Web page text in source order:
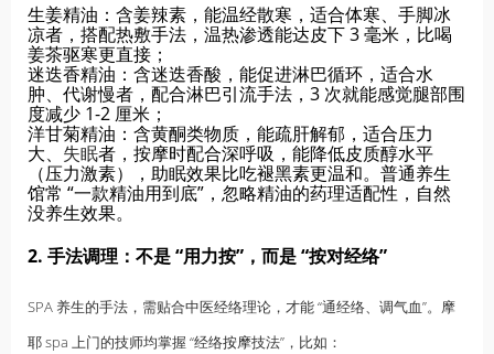
生姜精油：含姜辣素，能温经散寒，适合体寒、手脚冰
凉者，搭配热敷手法，温热渗透能达皮下 3 毫米，比喝
姜茶驱寒更直接；
迷迭香精油：含迷迭香酸，能促进淋巴循环，适合水
肿、代谢慢者，配合淋巴引流手法，3 次就能感觉腿部围
度减少 1-2 厘米；
洋甘菊精油：含黄酮类物质，能疏肝解郁，适合压力
大、 失眠者，按摩时配合深呼吸，能降低皮质醇水平
（压力激素），助眠效果比吃褪黑素更温和。普通养生
馆常 “一款精油用到底”，忽略精油的药理适配性，自然
没养生效果。
2. 手法调理：不是 “用力按”，而是 “按对经络”
SPA 养生的手法，需贴合中医经络理论，才能 “通经络、调气血”。摩
耶 spa 上门的技师均掌握 “经络按摩技法”，比如：